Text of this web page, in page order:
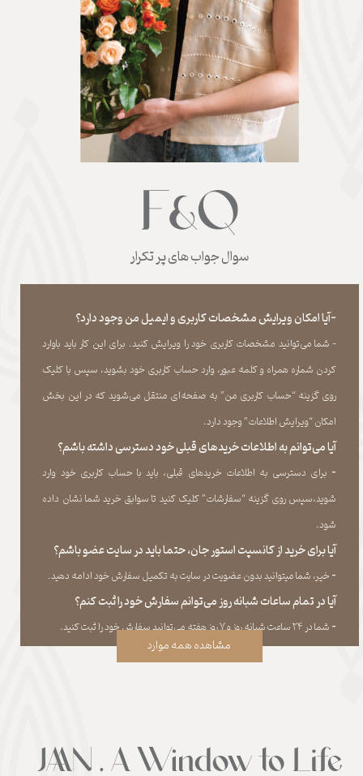
سوال جواب های پر تکرار
-آیا امکان ویرایش مشخصات کاربری و ایمیل من وجود دارد؟
- شما می‏‌توانید مشخصات کاربری خود را ویرایش کنید. برای این کار باید باوارد
کردن شماره همراه و کلمه عبور، وارد حساب کاربری خود بشوید، سپس با کلیک
روی گزینه “حساب کاربری من” به صفحه‏‌ای منتقل می‏‌شوید که در این بخش
امکان “ویرایش اطلاعات” وجود دارد.​​​​​​​
آیا می‌‏توانم به اطلاعات خریدهای قبلی خود دسترسی داشته باشم؟
​​​​​​​- برای دسترسی به اطلاعات خریدهای قبلی، باید با حساب کاربری خود وارد
شوید،سپس روی گزینه “سفارشات” کلیک کنید تا سوابق خرید شما نشان داده
‏شود.​​​​​​​
آیا برای خرید از کانسپت استور جان، حتما باید در سایت عضو باشم؟
​​​​​​​- خیر، شما میتوانید بدون عضویت در سایت به تکمیل سفارش خود ادامه دهید.​​​​​​​
آیا در تمام ساعات شبانه روز می‌توانم سفارش خود را ثبت کنم؟
​​​​​​​​​​​​​​- شما در ۲۴ ساعت شبانه روز و ۷ روز هفته می‌‏توانید سفارش خود را ثبت کنید.
مشاهده همه موارد